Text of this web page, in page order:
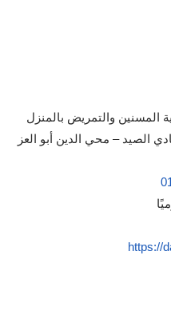
المسنين والتمريض بالمنزل
أمام نادي الصيد – محي الدين أبو العز
https://